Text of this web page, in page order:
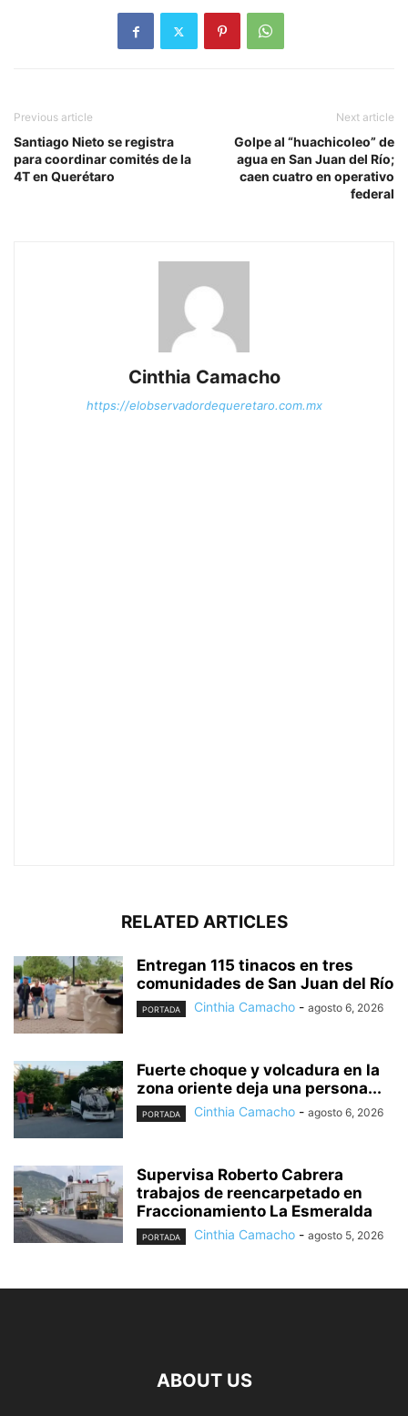
Previous article
Santiago Nieto se registra
para coordinar comités de la
4T en Querétaro
Next article
Golpe al “huachicoleo” de
agua en San Juan del Río;
caen cuatro en operativo
federal
Cinthia Camacho
https://elobservadordequeretaro.com.mx
RELATED ARTICLES
Entregan 115 tinacos en tres
comunidades de San Juan del Río
PORTADA Cinthia Camacho - agosto 6, 2026
Fuerte choque y volcadura en la
zona oriente deja una persona...
PORTADA Cinthia Camacho - agosto 6, 2026
Supervisa Roberto Cabrera
trabajos de reencarpetado en
Fraccionamiento La Esmeralda
PORTADA Cinthia Camacho - agosto 5, 2026
ABOUT US